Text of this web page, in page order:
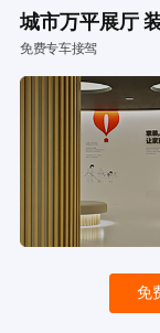
城市万平展厅
免费专车接驾
免